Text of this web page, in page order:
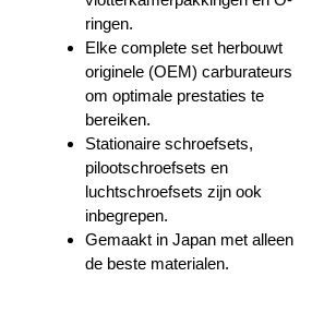
ringen.
Elke complete set herbouwt
originele (OEM) carburateurs
om optimale prestaties te
bereiken.
Stationaire schroefsets,
pilootschroefsets en
luchtschroefsets zijn ook
inbegrepen.
Gemaakt in Japan met alleen
de beste materialen.